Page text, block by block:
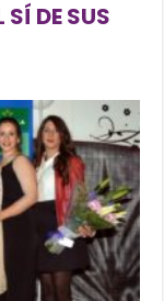
SÍ DE SUS